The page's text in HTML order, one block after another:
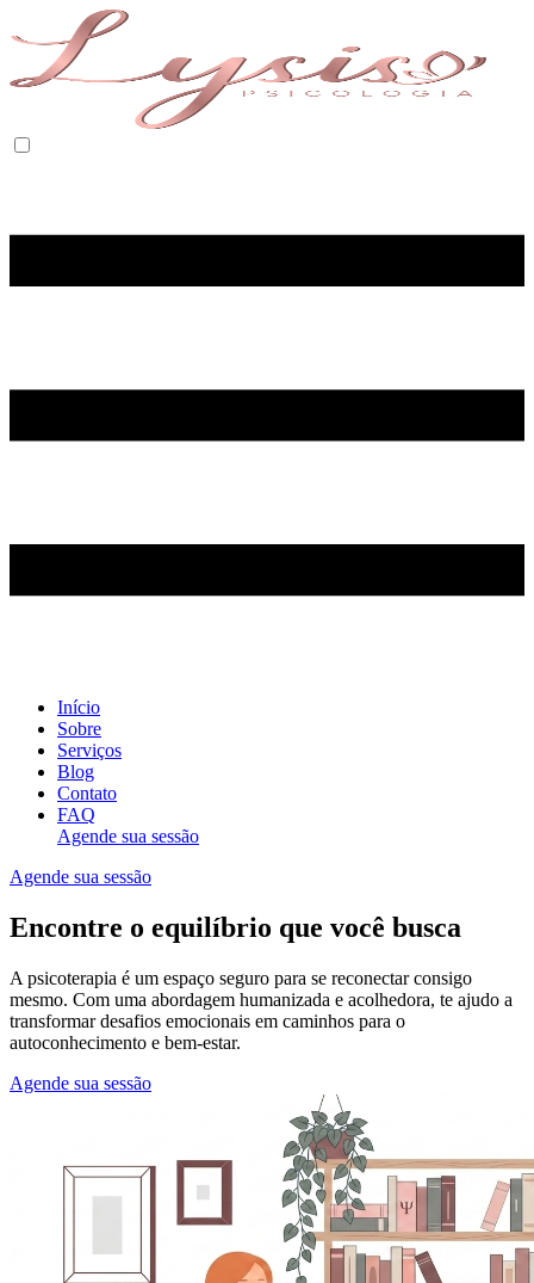
Início
Sobre
Serviços
Blog
Contato
FAQ
Agende sua sessão
Agende sua sessão
Encontre o equilíbrio que você busca
A psicoterapia é um espaço seguro para se reconectar consigo
mesmo. Com uma abordagem humanizada e acolhedora, te ajudo a
transformar desafios emocionais em caminhos para o
autoconhecimento e bem-estar.
Agende sua sessão